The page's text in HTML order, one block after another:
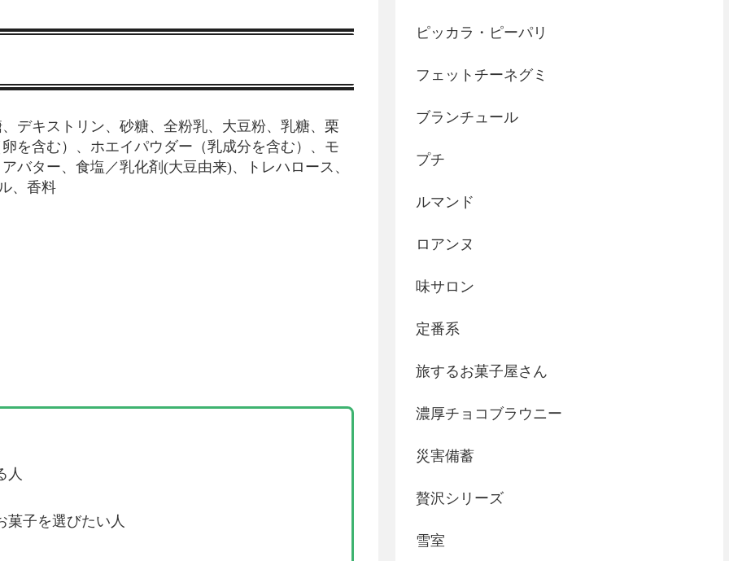
デキストリン、砂糖、全粉乳、大豆粉、乳糖、栗
を含む）、ホエイパウダー（乳成分を含む）、モ
バター、食塩／乳化剤(大豆由来)、トレハロース、
、香料
人
菓子を選びたい人
ピッカラ・ピーパリ
フェットチーネグミ
ブランチュール
プチ
ルマンド
ロアンヌ
味サロン
定番系
旅するお菓子屋さん
濃厚チョコブラウニー
災害備蓄
贅沢シリーズ
雪室